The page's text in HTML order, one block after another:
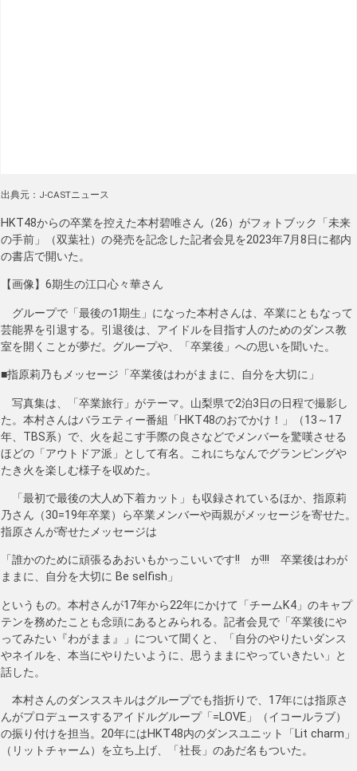
出典元：J-CASTニュース
HKT48からの卒業を控えた本村碧唯さん（26）がフォトブック「未来
の手前」（双葉社）の発売を記念した記者会見を2023年7月8日に都内
の書店で開いた。
【画像】6期生の江口心々華さん
グループで「最後の1期生」になった本村さんは、卒業にともなって
芸能界を引退する。引退後は、アイドルを目指す人のためのダンス教
室を開くことが夢だ。グループや、「卒業後」への思いを聞いた。
■指原莉乃もメッセージ「卒業後はわがままに、自分を大切に」
写真集は、「卒業旅行」がテーマ。山梨県で2泊3日の日程で撮影し
た。本村さんはバラエティー番組「HKT48のおでかけ！」（13～17
年、TBS系）で、火を起こす手際の良さなどでメンバーを驚嘆させる
ほどの「アウトドア派」として有名。これにちなんでグランピングや
たき火を楽しむ様子を収めた。
「最初で最後の大人め下着カット」も収録されているほか、指原莉
乃さん（30=19年卒業）ら卒業メンバーや両親がメッセージを寄せた。
指原さんが寄せたメッセージは
「誰かのために頑張るあおいもかっこいいです!! が!!! 卒業後はわが
ままに、自分を大切に Be selfish」
というもの。本村さんが17年から22年にかけて「チームK4」のキャプ
テンを務めたことも念頭にあるとみられる。記者会見で「卒業後にや
ってみたい『わがまま』」について聞くと、「自分のやりたいダンス
やネイルを、本当にやりたいように、思うままにやっていきたい」と
話した。
本村さんのダンススキルはグループでも指折りで、17年には指原さ
んがプロデュースするアイドルグループ「=LOVE」（イコールラブ）
の振り付けを担当。20年にはHKT48内のダンスユニット「Lit charm」
（リットチャーム）を立ち上げ、「社長」のあだ名もついた。